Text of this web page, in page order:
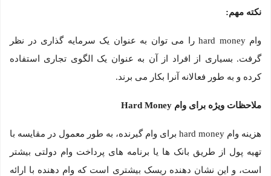
نکته مهم:
وام hard money را می توان به عنوان یک سرمایه گذاری در نظر
گرفت. بسیاری از افراد از آن به عنوان یک الگوی تجاری استفاده
کرده و به طور فعالانه آنرا بکار می برند.
ملاحظات ویژه برای وام Hard Money
هزینه وام hard money برای وام گیرنده، به طور معمول در مقایسه با
تهیه پول از طریق بانک ها یا برنامه های پرداخت وام دولتی بیشتر
است، و این نشان دهنده ریسک بیشتری است که وام دهنده با ارائه